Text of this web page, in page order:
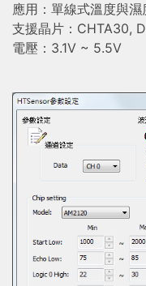
應用：單線式溫度與濕
支援晶片：CHTA30,
電壓：3.1V ~ 5.5V